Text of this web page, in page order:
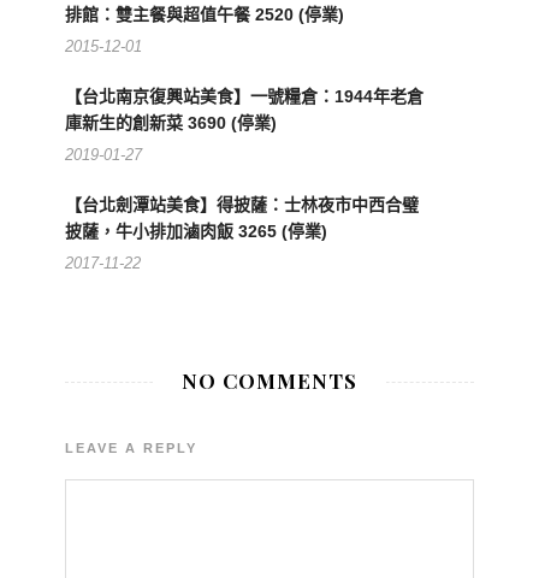
排館：雙主餐與超值午餐 2520 (停業)
2015-12-01
【台北南京復興站美食】一號糧倉：1944年老倉
庫新生的創新菜 3690 (停業)
2019-01-27
【台北劍潭站美食】得披薩：士林夜市中西合璧
披薩，牛小排加滷肉飯 3265 (停業)
2017-11-22
NO COMMENTS
LEAVE A REPLY